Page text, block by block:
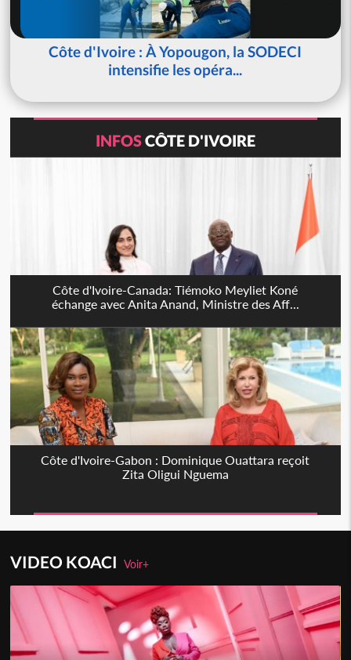
Côte d'Ivoire : À Yopougon, la SODECI
intensifie les opéra...
INFOSCÔTE D'IVOIRE
Côte d'Ivoire-Canada: Tiémoko Meyliet Koné
échange avec Anita Anand, Ministre des Aff...
Côte d'Ivoire-Gabon : Dominique Ouattara reçoit
Zita Oligui Nguema
VIDEO KOACIVoir+